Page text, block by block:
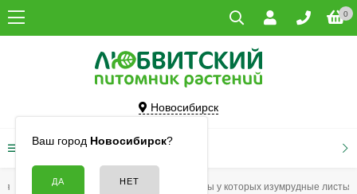
0
Новосибирск
Ваш город Новосибирск?
КАТАЛОГ ТОВАРОВ
Цветы Хризантемы Хризантемы у которых изумрудные листья